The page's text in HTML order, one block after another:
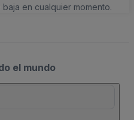
en cualquier momento.
el mundo